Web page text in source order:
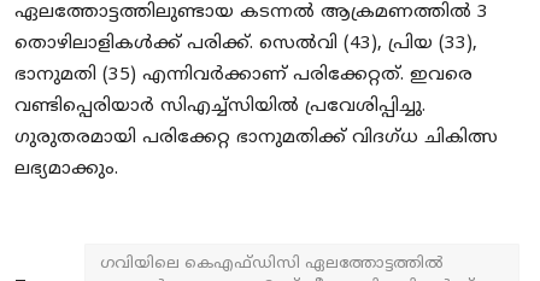
ഏലത്തോട്ടത്തിലുണ്ടായ കടന്നല്‍ ആക്രമണത്തില്‍ 3
തൊഴിലാളികള്‍ക്ക് പരിക്ക്. സെല്‍വി (43), പ്രിയ (33),
ഭാനുമതി (35) എന്നിവര്‍ക്കാണ് പരിക്കേറ്റത്. ഇവരെ
വണ്ടിപ്പെരിയാര്‍ സിഎച്ച്‌സിയില്‍ പ്രവേശിപ്പിച്ചു.
ഗുരുതരമായി പരിക്കേറ്റ ഭാനുമതിക്ക് വിദഗ്ധ ചികിത്സ
ലഭ്യമാക്കും.
ഗവിയിലെ കെഎഫ്ഡിസി ഏലത്തോട്ടത്തില്‍